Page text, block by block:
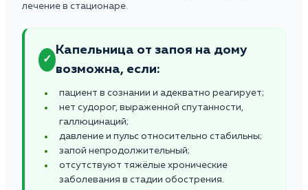
лечение в стационаре.
✓
Капельница от запоя на дому
возможна, если:
пациент в сознании и адекватно реагирует;
нет судорог, выраженной спутанности,
галлюцинаций;
давление и пульс относительно стабильны;
запой непродолжительный;
отсутствуют тяжёлые хронические
заболевания в стадии обострения.